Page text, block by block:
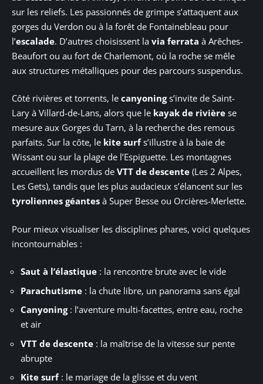
sur les reliefs. Les passionnés de grimpe s’attaquent aux
gorges du Verdon ou à la forêt de Fontainebleau pour
l’escalade. D’autres choisissent la via ferrata à Arêches-
Beaufort ou au fort de Charlemont, où la roche se mêle
aux structures métalliques pour des parcours suspendus.
Côté rivières et torrents, le canyonings’invite de Saint-
Lary à Villard-de-Lans, alors que le kayak de rivière se
mesure aux Gorges du Tarn, à la recherche des remous
parfaits. Sur la côte, le kite surfs’illustre à la baie de
Wissant ou sur la plage de l’Espiguette. Les montagnes
accueillent les mordus de VTT de descente (Les 2 Alpes,
Les Gets), tandis que les plus audacieux s’élancent sur les
tyroliennes géantes à Super Besse ou Orcières-Merlette.
Pour mieux visualiser les disciplines phares, voici quelques
incontournables :
Saut à l’élastique : la rencontre brute avec le vide
Parachutisme : la chute libre, un panorama sans égal
Canyoning: l’aventure multi-facettes, entre eau, roche
et air
VTT de descente : la maîtrise de la vitesse sur pente
abrupte
Kite surf: le mariage de la glisse et du vent